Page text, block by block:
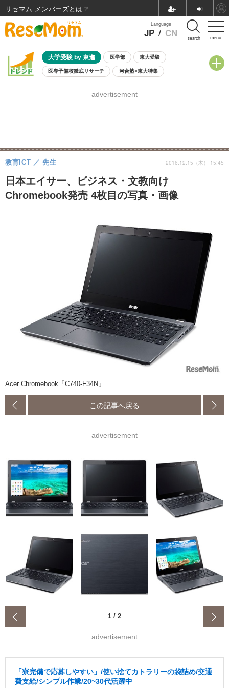
menu
Language
JP / CN search
大学受験 by 東進 医学部 東大受験
医専予備校徹底リサーチ 河合塾×東大特集
8月開催学校説明会・相談会
advertisement
日本エイサー、ビジネス・文教向け
Chromebook発売 4枚目の写真・画像
教育ICT 先生 2016.12.15（木） 15:45
Acer Chromebook「C740-F34N」
この記事へ戻る
advertisement
1 / 2
advertisement
「寮完備で応募しやすい」/使い捨てカトラリーの袋詰め/交通
費支給/シンプル作業/20~30代活躍中
リセマム メンバーズ